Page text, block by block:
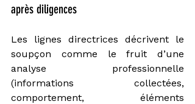
après diligences
Les lignes directrices décrivent le
soupçon comme le fruit d’une
analyse professionnelle
(informations collectées,
comportement, éléments